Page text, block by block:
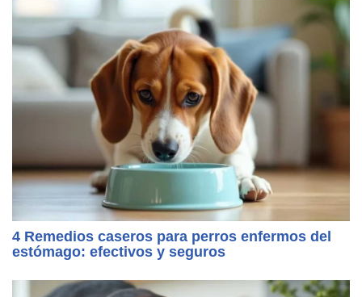
4 Remedios caseros para perros enfermos del
estómago: efectivos y seguros